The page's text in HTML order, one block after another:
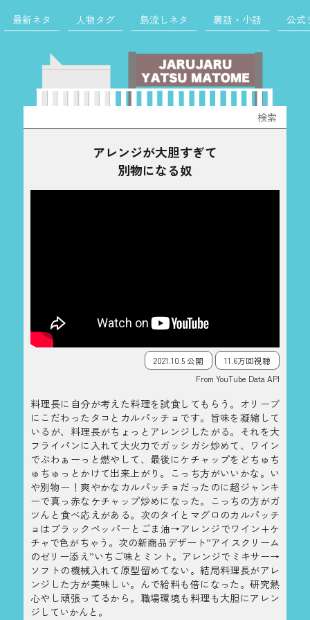
最新ネタ 人物タグ 島流しネタ 裏話・小話 公式
索:
アレンジが大胆すぎて
別物になる奴
2021.10.5 公開
11.6万回視聴
From YouTube Data API
料理長に自分が考えた料理を試食してもらう。オリーブ
にこだわったタコとカルパッチョです。旨味を凝縮して
いるが、料理長がちょっとアレンジしたがる。それを大
フライパンに入れて大火力でガッシガシ炒めて、ワイン
でぶわぁーっと燃やして、最後にケチャップをどちゅち
ゅちゅっとかけて出来上がり。こっち方がいいかな。い
や別物ー！爽やかなカルパッチョだったのに超ジャンキ
ーで真っ赤なケチャップ炒めになった。こっちの方がガ
ツんと食べ応えがある。次のタイとマグロのカルパッチ
ョはブラックペッパーとごま油→アレンジでワイン+ケ
チャで色がちゃう。次の新商品デザート”アイスクリーム
のゼリー添え”いちご味とミント。アレンジでミキサー→
ソフトの機械入れて原型留めてない。結局料理長がアレ
ンジした方が美味しい。んで給料も倍になった。研究熱
心やし頑張ってるから。職場環境も料理も大胆にアレン
ジしていかんと。